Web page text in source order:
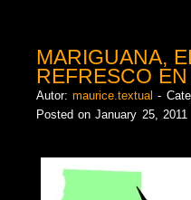
MARIGUANA,
REFRESCO
Autor:maurice.textual -
Posted on January 25, 2011